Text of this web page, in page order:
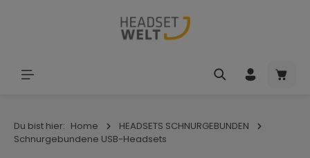
Zum Hauptinhalt springen
Du bist hier: Home
HEADSETS SCHNURGEBUNDEN
Schnurgebundene USB-Headsets